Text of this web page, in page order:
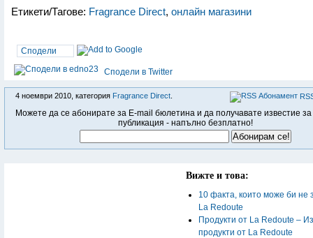
Етикети/Тагове: Fragrance Direct, онлайн магазини
Сподели
Сподели в Twitter
4 ноември 2010, категория Fragrance Direct
Можете да се абонирате за E-mail бюлетина и да получавате известие за
публикация - напълно безплатно!
Вижте и това:
10 факта, които може би не
La Redoute
Продукти от La Redoute –
продукти от La Redoute